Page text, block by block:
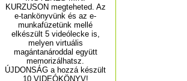
KURZUSON megteheted. Az
e-tankönyvünk és az e-
munkafüzetünk mellé
elkészült 5 videólecke is,
melyen virtuális
magántanároddal együtt
memorizálhatsz.
ÚJDONSÁG a hozzá készült
10 VIDEÓKÖNYV!